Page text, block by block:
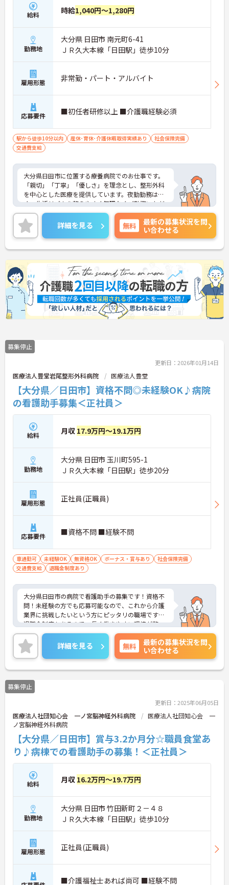
給料 時給1,040円～1,280円
勤務地
大分県 日田市 南元町6-41
ＪＲ久大本線「日田駅」徒歩10分
雇用形態 非常勤・パート・アルバイト
応募要件 ■初任者研修以上 ■介護職経験必須
駅から徒歩10分以内 産休･育休･介護休暇取得実績あり
社会保険完備
交通費支給
大分県日田市に位置する療養病院でのお仕事です。
「親切」「丁寧」「優しさ」を理念とし、整形外科
を中心とした医療を提供しています。夜勤勤務はな
く、生活リズムを整えやすく無理なくご勤務いただ
けます♪最寄り駅より徒歩圏内で通勤の負担も少な
めです。ご興味のある方には、面接対策ポイントな
ど、さらに詳細をお話しいたしますのでお気軽にご
相談ください！
詳細を見る 無料
最新の募集状況を問
い合わせる
募集停止
更新日：2026年01月14日
医療法人豊堂岩尾整形外科病院 医療法人豊堂
【大分県／日田市】資格不問◎未経験OK♪病院
の看護助手募集＜正社員＞
給料 月収 17.9万円～19.1万円
勤務地
大分県 日田市 玉川町595-1
ＪＲ久大本線「日田駅」徒歩20分
雇用形態 正社員(正職員)
応募要件 ■資格不問 ■経験不問
車通勤可 未経験OK 無資格OK ボーナス・賞与あり
社会保険完備
交通費支給
退職金制度あり
大分県日田市の病院で看護助手の募集です！資格不
問！未経験の方でも応募可能なので、これから介護
業界に挑戦したいという方にピッタリの職場です♪
退職金制度もあるので、長く働きやすい環境が整っ
ています！ご興味のある方は、面接ポイントをお伝
えしますので、お気軽にご連絡ください。
詳細を見る 無料
最新の募集状況を問
い合わせる
募集停止
更新日：2025年06月05日
医療法人社団知心会 一ノ宮脳神経外科病院
医療法人社団知心会 一
ノ宮脳神経外科病院
【大分県／日田市】賞与3.2か月分☆職員食堂あ
り♪病棟での看護助手の募集！＜正社員＞
給料 月収 16.2万円～19.7万円
勤務地
大分県 日田市 竹田新町２－４８
ＪＲ久大本線「日田駅」徒歩10分
雇用形態 正社員(正職員)
■介護福祉士あれば尚可 ■経験不問